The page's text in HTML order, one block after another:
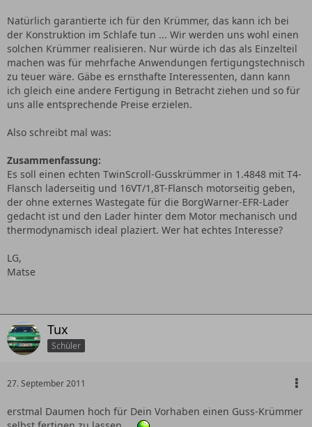
Natürlich garantierte ich für den Krümmer, das kann ich bei
der Konstruktion im Schlafe tun ... Wir werden uns wohl einen
solchen Krümmer realisieren. Nur würde ich das als Einzelteil
machen was für mehrfache Anwendungen fertigungstechnisch
zu teuer wäre. Gäbe es ernsthafte Interessenten, dann kann
ich gleich eine andere Fertigung in Betracht ziehen und so für
uns alle entsprechende Preise erzielen.
Also schreibt mal was:
Zusammenfassung:
Es soll einen echten TwinScroll-Gusskrümmer in 1.4848 mit T4-
Flansch laderseitig und 16VT/1,8T-Flansch motorseitig geben,
der ohne externes Wastegate für die BorgWarner-EFR-Lader
gedacht ist und den Lader hinter dem Motor mechanisch und
thermodynamisch ideal plaziert. Wer hat echtes Interesse?
LG,
Matse
Tux
Schüler
27. September 2011
erstmal Daumen hoch für Dein Vorhaben einen Guss-Krümmer